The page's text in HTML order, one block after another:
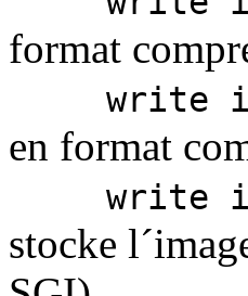
format
write
en format
write
stocke